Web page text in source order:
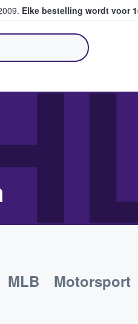
Elke bestelling wordt voor
MLB Motorsport